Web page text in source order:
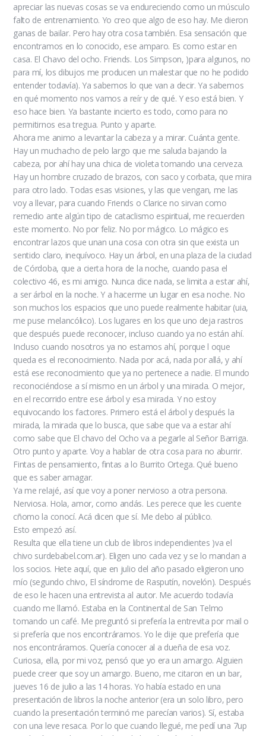
apreciar las nuevas cosas se va endureciendo como un músculo
falto de entrenamiento. Yo creo que algo de eso hay. Me dieron
ganas de bailar. Pero hay otra cosa también. Esa sensación que
encontramos en lo conocido, ese amparo. Es como estar en
casa. El Chavo del ocho. Friends. Los Simpson, )para algunos, no
para mí, los dibujos me producen un malestar que no he podido
entender todavía). Ya sabemos lo que van a decir. Ya sabemos
en qué momento nos vamos a reír y de qué. Y eso está bien. Y
eso hace bien. Ya bastante incierto es todo, como para no
permitirnos esa tregua. Punto y aparte.
Ahora me animo a levantar la cabeza y a mirar. Cuánta gente.
Hay un muchacho de pelo largo que me saluda bajando la
cabeza, por ahí hay una chica de violeta tomando una cerveza.
Hay un hombre cruzado de brazos, con saco y corbata, que mira
para otro lado. Todas esas visiones, y las que vengan, me las
voy a llevar, para cuando Friends o Clarice no sirvan como
remedio ante algún tipo de cataclismo espiritual, me recuerden
este momento. No por feliz. No por mágico. Lo mágico es
encontrar lazos que unan una cosa con otra sin que exista un
sentido claro, inequívoco. Hay un árbol, en una plaza de la ciudad
de Córdoba, que a cierta hora de la noche, cuando pasa el
colectivo 46, es mi amigo. Nunca dice nada, se limita a estar ahí,
a ser árbol en la noche. Y a hacerme un lugar en esa noche. No
son muchos los espacios que uno puede realmente habitar (uia,
me puse melancólico). Los lugares en los que uno deja rastros
que después puede reconocer, incluso cuando ya no están ahí.
Incluso cuando nosotros ya no estamos ahí, porque l oque
queda es el reconocimiento. Nada por acá, nada por allá, y ahí
está ese reconocimiento que ya no pertenece a nadie. El mundo
reconociéndose a sí mismo en un árbol y una mirada. O mejor,
en el recorrido entre ese árbol y esa mirada. Y no estoy
equivocando los factores. Primero está el árbol y después la
mirada, la mirada que lo busca, que sabe que va a estar ahí
como sabe que El chavo del Ocho va a pegarle al Señor Barriga.
Otro punto y aparte. Voy a hablar de otra cosa para no aburrir.
Fintas de pensamiento, fintas a lo Burrito Ortega. Qué bueno
que es saber amagar.
Ya me relajé, así que voy a poner nervioso a otra persona.
Nerviosa. Hola, amor, como andás. Les perece que les cuente
cñomo la conocí. Acá dicen que sí. Me debo al público.
Esto empezó así.
Resulta que ella tiene un club de libros independientes )va el
chivo surdebabel.com.ar). Eligen uno cada vez y se lo mandan a
los socios. Hete aquí, que en julio del año pasado eligieron uno
mío (segundo chivo, El síndrome de Rasputín, novelón). Después
de eso le hacen una entrevista al autor. Me acuerdo todavía
cuando me llamó. Estaba en la Continental de San Telmo
tomando un café. Me preguntó si prefería la entrevita por mail o
si prefería que nos encontráramos. Yo le dije que prefería que
nos encontráramos. Quería conocer al a dueña de esa voz.
Curiosa, ella, por mi voz, pensó que yo era un amargo. Alguien
puede creer que soy un amargo. Bueno, me citaron en un bar,
jueves 16 de julio a las 14 horas. Yo había estado en una
presentación de libros la noche anterior (era un solo libro, pero
cuando la presentación terminó me parecían varios). Sí, estaba
con una leve resaca. Por lo que cuando llegué, me pedí una 7up